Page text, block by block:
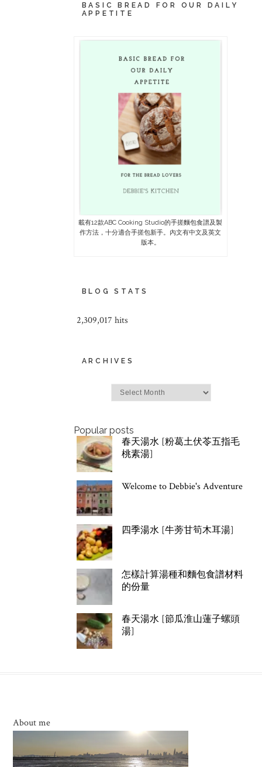
BASIC BREAD FOR OUR DAILY
APPETITE
載有12款ABC Cooking Studio的手搓麵包食譜及製
作方法，十分適合手搓包新手。內文有中文及英文
版本。
BLOG STATS
2,309,017 hits
ARCHIVES
Popular posts
春天湯水 [粉葛土伏苓五指毛
桃素湯]
Welcome to Debbie's Adventure
四季湯水 [牛蒡甘筍木耳湯]
怎樣計算湯種和麵包食譜材料
的份量
春天湯水 [節瓜淮山蓮子螺頭
湯]
About me